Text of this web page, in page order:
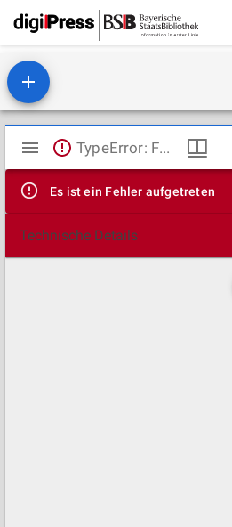
Mirador
Viewer
TypeError: Failed to fetch
Es ist ein Fehler aufgetreten
Technische Details